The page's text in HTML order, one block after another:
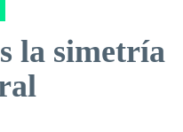
la simetría